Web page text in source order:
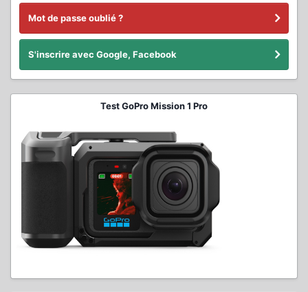
Mot de passe oublié ?
S'inscrire avec Google, Facebook
Test GoPro Mission 1 Pro